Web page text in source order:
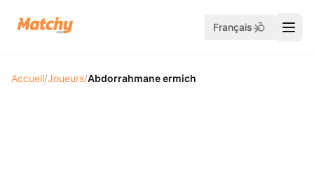
Français
Accueil/Joueurs/Abdorrahmane ermich